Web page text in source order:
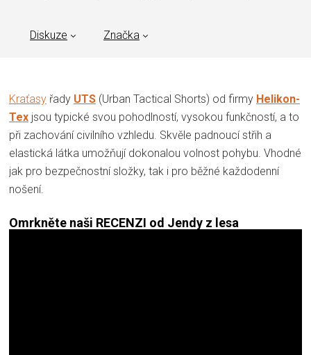
Diskuze Značka
Kraťasy řady UTS (Urban Tactical Shorts) od firmy Helikon-
Tex jsou typické svou pohodlností, vysokou funkčností, a to
při zachování civilního vzhledu. Skvěle padnoucí střih a
elastická látka umožňují dokonalou volnost pohybu. Vhodné
jak pro bezpečnostní složky, tak i pro běžné každodenní
nošení.
Omrkněte naši RECENZI od Jendy z lesa